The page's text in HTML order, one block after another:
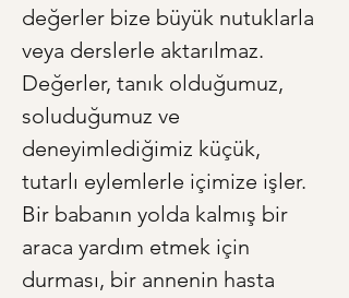
değerler bize büyük nutuklarla
veya derslerle aktarılmaz.
Değerler, tanık olduğumuz,
soluduğumuz ve
deneyimlediğimiz küçük,
tutarlı eylemlerle içimize işler.
Bir babanın yolda kalmış bir
araca yardım etmek için
durması, bir annenin hasta